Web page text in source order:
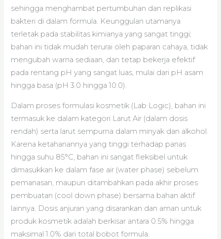
sehingga menghambat pertumbuhan dan replikasi
bakteri di dalam formula. Keunggulan utamanya
terletak pada stabilitas kimianya yang sangat tinggi;
bahan ini tidak mudah terurai oleh paparan cahaya, tidak
mengubah warna sediaan, dan tetap bekerja efektif
pada rentang pH yang sangat luas, mulai dari pH asam
hingga basa (pH 3.0 hingga 10.0).
Dalam proses formulasi kosmetik (Lab Logic), bahan ini
termasuk ke dalam kategori Larut Air (dalam dosis
rendah) serta larut sempurna dalam minyak dan alkohol.
Karena ketahanannya yang tinggi terhadap panas
hingga suhu 85°C, bahan ini sangat fleksibel untuk
dimasukkan ke dalam fase air (water phase) sebelum
pemanasan, maupun ditambahkan pada akhir proses
pembuatan (cool down phase) bersama bahan aktif
lainnya. Dosis anjuran yang disarankan dan aman untuk
produk kosmetik adalah berkisar antara 0.5% hingga
maksimal 1.0% dari total bobot formula.